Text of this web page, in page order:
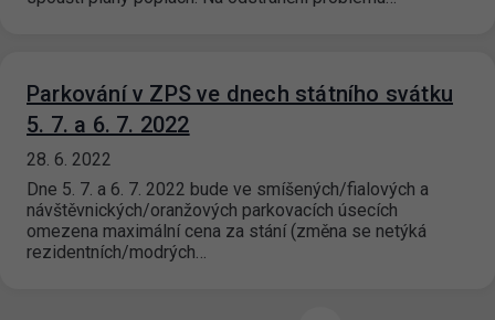
Parkování v ZPS ve dnech státního svátku
5. 7. a 6. 7. 2022
28. 6. 2022
Dne 5. 7. a 6. 7. 2022 bude ve smíšených/fialových a
návštěvnických/oranžových parkovacích úsecích
omezena maximální cena za stání (změna se netýká
rezidentních/modrých…